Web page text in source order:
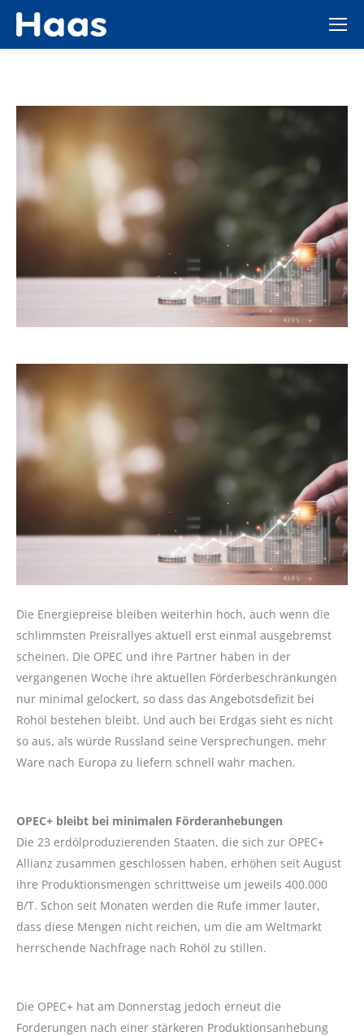
Die Energiepreise bleiben weiterhin hoch, auch wenn die
schlimmsten Preisrallyes aktuell erst einmal ausgebremst
scheinen. Die OPEC und ihre Partner haben in der
vergangenen Woche ihre aktuellen Förderbeschränkungen
nur minimal gelockert, so dass das Angebotsdefizit bei
Rohöl bestehen bleibt. Und auch bei Erdgas sieht es nicht
so aus, als würde Russland seine Versprechungen, mehr
Ware nach Europa zu liefern schnell wahr machen.
OPEC+ bleibt bei minimalen Förderanhebungen
Die 23 erdölproduzierenden Staaten, die sich zur OPEC+
Allianz zusammen geschlossen haben, erhöhen seit August
ihre Produktionsmengen schrittweise um jeweils 400.000
B/T. Schon seit Monaten werden die Rufe immer lauter,
dass diese Mengen nicht reichen, um die am Weltmarkt
herrschende Nachfrage nach Rohöl zu stillen.
Die OPEC+ hat am Donnerstag jedoch erneut die
Forderungen nach einer stärkeren Produktionsanhebung